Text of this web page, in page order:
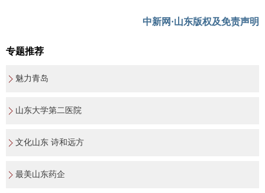
中新网·山东版权及免责声明
专题推荐
魅力青岛
山东大学第二医院
文化山东 诗和远方
最美山东药企